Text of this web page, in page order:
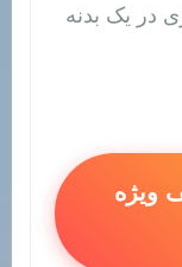
در یک بدنه
ویژه